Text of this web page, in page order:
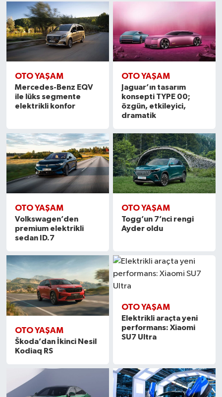
OTO YAŞAM
Mercedes-Benz EQV
ile lüks segmente
elektrikli konfor
OTO YAŞAM
Jaguar’ın tasarım
konsepti TYPE 00;
özgün, etkileyici,
dramatik
OTO YAŞAM
Volkswagen’den
premium elektrikli
sedan ID.7
OTO YAŞAM
Togg’un 7’nci rengi
Ayder oldu
OTO YAŞAM
Škoda’dan İkinci Nesil
Kodiaq RS
OTO YAŞAM
Elektrikli araçta yeni
performans: Xiaomi
SU7 Ultra